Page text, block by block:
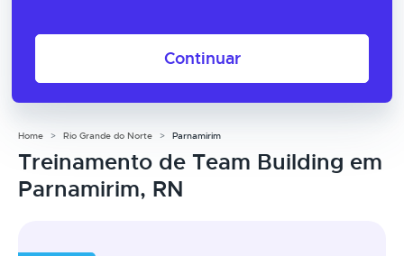
Continuar
Home Rio Grande do Norte Parnamirim
Treinamento de Team Building em
Parnamirim, RN